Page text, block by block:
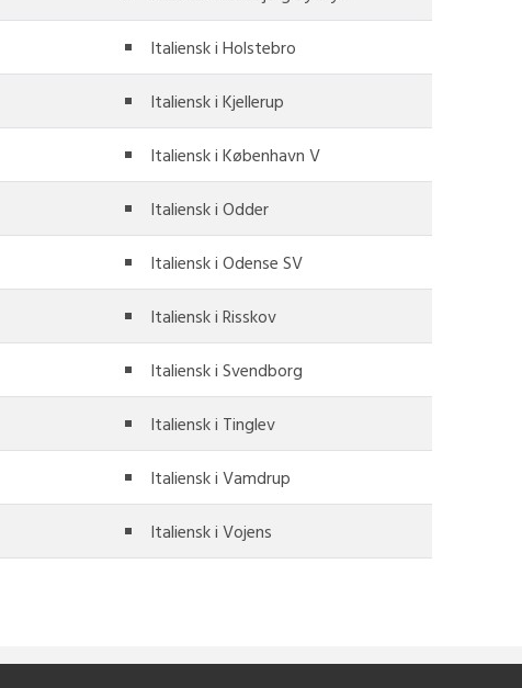
Italiensk i Holstebro
Italiensk i Kjellerup
Italiensk i København V
Italiensk i Odder
Italiensk i Odense SV
Italiensk i Risskov
Italiensk i Svendborg
Italiensk i Tinglev
Italiensk i Vamdrup
Italiensk i Vojens